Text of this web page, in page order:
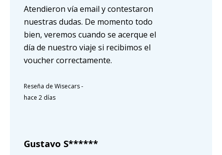
Atendieron vía email y contestaron
nuestras dudas. De momento todo
bien, veremos cuando se acerque el
día de nuestro viaje si recibimos el
voucher correctamente.
Reseña de Wisecars-
hace 2 días
Gustavo S******